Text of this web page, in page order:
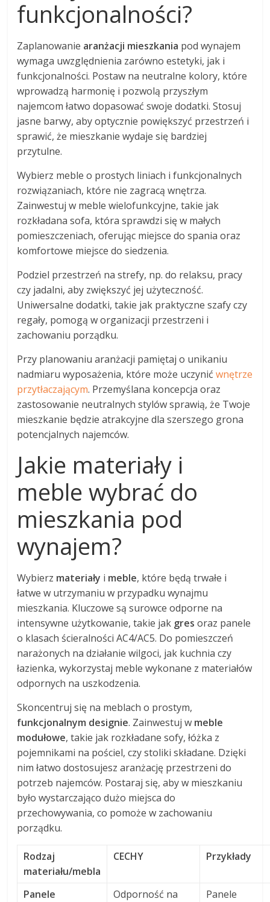
funkcjonalności?
Zaplanowanie aranżacji mieszkania pod wynajem
wymaga uwzględnienia zarówno estetyki, jak i
funkcjonalności. Postaw na neutralne kolory, które
wprowadzą harmonię i pozwolą przyszłym
najemcom łatwo dopasować swoje dodatki. Stosuj
jasne barwy, aby optycznie powiększyć przestrzeń i
sprawić, że mieszkanie wydaje się bardziej
przytulne.
Wybierz meble o prostych liniach i funkcjonalnych
rozwiązaniach, które nie zagracą wnętrza.
Zainwestuj w meble wielofunkcyjne, takie jak
rozkładana sofa, która sprawdzi się w małych
pomieszczeniach, oferując miejsce do spania oraz
komfortowe miejsce do siedzenia.
Podziel przestrzeń na strefy, np. do relaksu, pracy
czy jadalni, aby zwiększyć jej użyteczność.
Uniwersalne dodatki, takie jak praktyczne szafy czy
regały, pomogą w organizacji przestrzeni i
zachowaniu porządku.
Przy planowaniu aranżacji pamiętaj o unikaniu
nadmiaru wyposażenia, które może uczynićwnętrze
przytłaczającym. Przemyślana koncepcja oraz
zastosowanie neutralnych stylów sprawią, że Twoje
mieszkanie będzie atrakcyjne dla szerszego grona
potencjalnych najemców.
Jakie materiały i
meble wybrać do
mieszkania pod
wynajem?
Wybierz materiały i meble, które będą trwałe i
łatwe w utrzymaniu w przypadku wynajmu
mieszkania. Kluczowe są surowce odporne na
intensywne użytkowanie, takie jak gres oraz panele
o klasach ścieralności AC4/AC5. Do pomieszczeń
narażonych na działanie wilgoci, jak kuchnia czy
łazienka, wykorzystaj meble wykonane z materiałów
odpornych na uszkodzenia.
Skoncentruj się na meblach o prostym,
funkcjonalnym designie. Zainwestuj w meble
modułowe, takie jak rozkładane sofy, łóżka z
pojemnikami na pościel, czy stoliki składane. Dzięki
nim łatwo dostosujesz aranżację przestrzeni do
potrzeb najemców. Postaraj się, aby w mieszkaniu
było wystarczająco dużo miejsca do
przechowywania, co pomoże w zachowaniu
porządku.
Rodzaj
materiału/mebla
CECHY Przykłady
Panele
Odporność na
Panele